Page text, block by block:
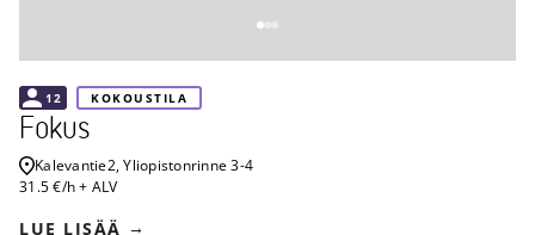
12 KOKOUSTILA
Fokus
Kalevantie2, Yliopistonrinne 3-4
31.5 €/h + ALV
LUE LISÄÄ